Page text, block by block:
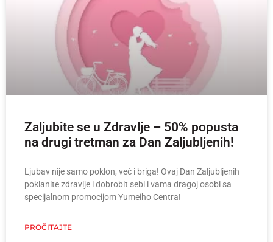
Zaljubite se u Zdravlje – 50% popusta
na drugi tretman za Dan Zaljubljenih!
Ljubav nije samo poklon, već i briga! Ovaj Dan Zaljubljenih
poklanite zdravlje i dobrobit sebi i vama dragoj osobi sa
specijalnom promocijom Yumeiho Centra!
PROČITAJTE